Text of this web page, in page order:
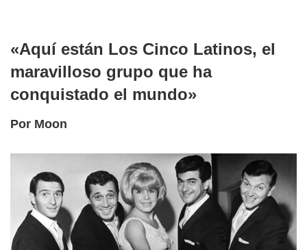
«Aquí están Los Cinco Latinos, el
maravilloso grupo que ha
conquistado el mundo»
Por Moon